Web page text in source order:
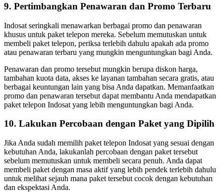
9. Pertimbangkan Penawaran dan Promo Terbaru
Indosat seringkali menawarkan berbagai promo dan penawaran
khusus untuk paket telepon mereka. Sebelum memutuskan untuk
membeli paket telepon, periksa terlebih dahulu apakah ada promo
atau penawaran terbaru yang mungkin menguntungkan bagi Anda.
Penawaran dan promo tersebut mungkin berupa diskon harga,
tambahan kuota data, akses ke layanan tambahan secara gratis, atau
berbagai keuntungan lain yang bisa Anda dapatkan. Memanfaatkan
promo dan penawaran tersebut dapat membantu Anda mendapatkan
paket telepon Indosat yang lebih menguntungkan bagi Anda.
10. Lakukan Percobaan dengan Paket yang Dipilih
Jika Anda sudah memilih paket telepon Indosat yang sesuai dengan
kebutuhan Anda, lakukanlah percobaan dengan paket tersebut
sebelum memutuskan untuk membeli secara penuh. Anda dapat
membeli paket dengan masa aktif yang lebih pendek terlebih dahulu
untuk melihat sejauh mana paket tersebut cocok dengan kebutuhan
dan ekspektasi Anda.